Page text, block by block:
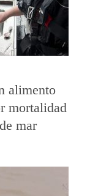
alimento
mortalidad
mar